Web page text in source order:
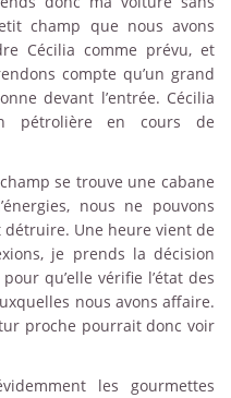
champ que nous avons
Cécilia comme prévu, et
compte qu’un grand
devant l’entrée. Cécilia
pétrolière en cours de
se trouve une cabane
nous ne pouvons
Une heure vient de
je prends la décision
qu’elle vérifie l’état des
nous avons affaire.
proche pourrait donc voir
les gourmettes